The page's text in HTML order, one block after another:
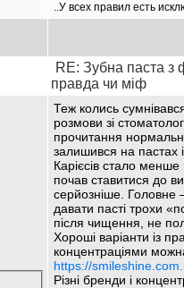
..У всех правил есть
RE: Зубна паста з
правда чи міф
Теж колись
розмови зі
прочитання
залишився на пастах
Карієсів стало менше
почав ставитися до
серйозніше. Головне
давати пасті трохи
після чищення, не
Хороші варіанти із
концентраціями
https://
Різні бренди і